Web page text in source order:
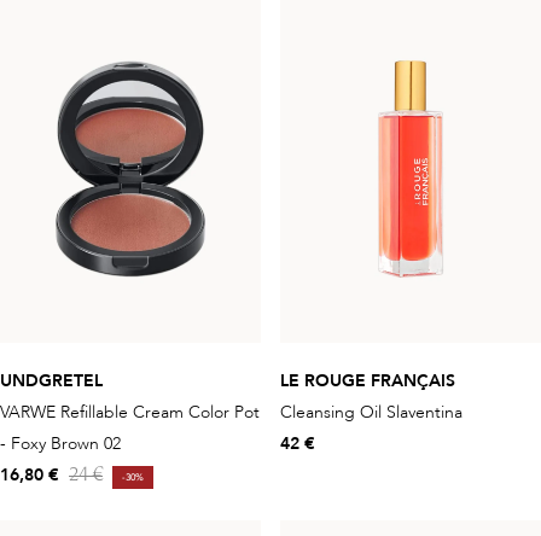
UNDGRETEL
VARWE Refillable Cream Color Pot
- Foxy Brown 02
16,80 € 24 € -30%
LE ROUGE FRANÇAIS
Cleansing Oil Slaventina
42 €